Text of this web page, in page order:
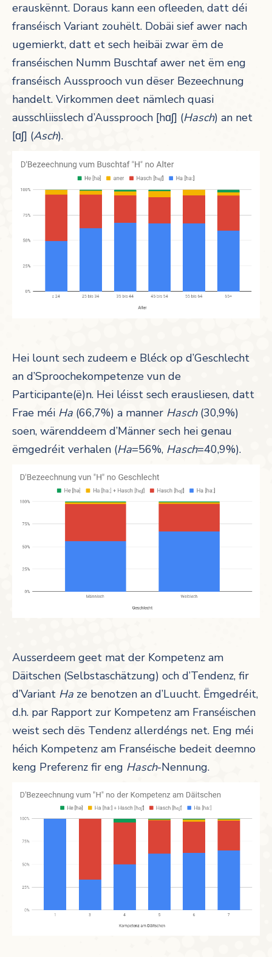
erauskënnt. Doraus kann een ofleeden, datt déi
franséisch Variant zouhëlt. Dobäi sief awer nach
ugemierkt, datt et sech heibäi zwar ëm de
franséischen Numm Buschtaf awer net ëm eng
franséisch Aussprooch vun dëser Bezeechnung
handelt. Virkommen deet nämlech quasi
ausschliisslech d’Aussprooch [hɑʃ] (Hasch) an net
[ɑʃ] (Asch).
Hei lount sech zudeem e Bléck op d’Geschlecht
an d’Sproochekompetenze vun de
Participante(ë)n. Hei léisst sech erausliesen, datt
Frae méi Ha (66,7%) a manner Hasch(30,9%)
soen, wärenddeem d’Männer sech hei genau
ëmgedréit verhalen (Ha=56%, Hasch=40,9%).
Ausserdeem geet mat der Kompetenz am
Däitschen (Selbstaschätzung) och d’Tendenz, fir
d’Variant Ha ze benotzen an d’Luucht. Ëmgedréit,
d.h. par Rapport zur Kompetenz am Franséischen
weist sech dës Tendenz allerdéngs net. Eng méi
héich Kompetenz am Franséische bedeit deemno
keng Preferenz fir eng Hasch-Nennung.